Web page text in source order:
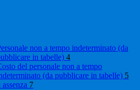
non a tempo indeterminato (da
in tabelle) 4
del personale non a tempo
(da pubblicare in tabelle) 5
7